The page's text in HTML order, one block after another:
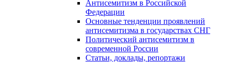
Антисемитизм в Российской
Федерации
Основные тенденции проявлений
антисемитизма в государствах СНГ
Политический антисемитизм в
современной России
Статьи, доклады, репортажи